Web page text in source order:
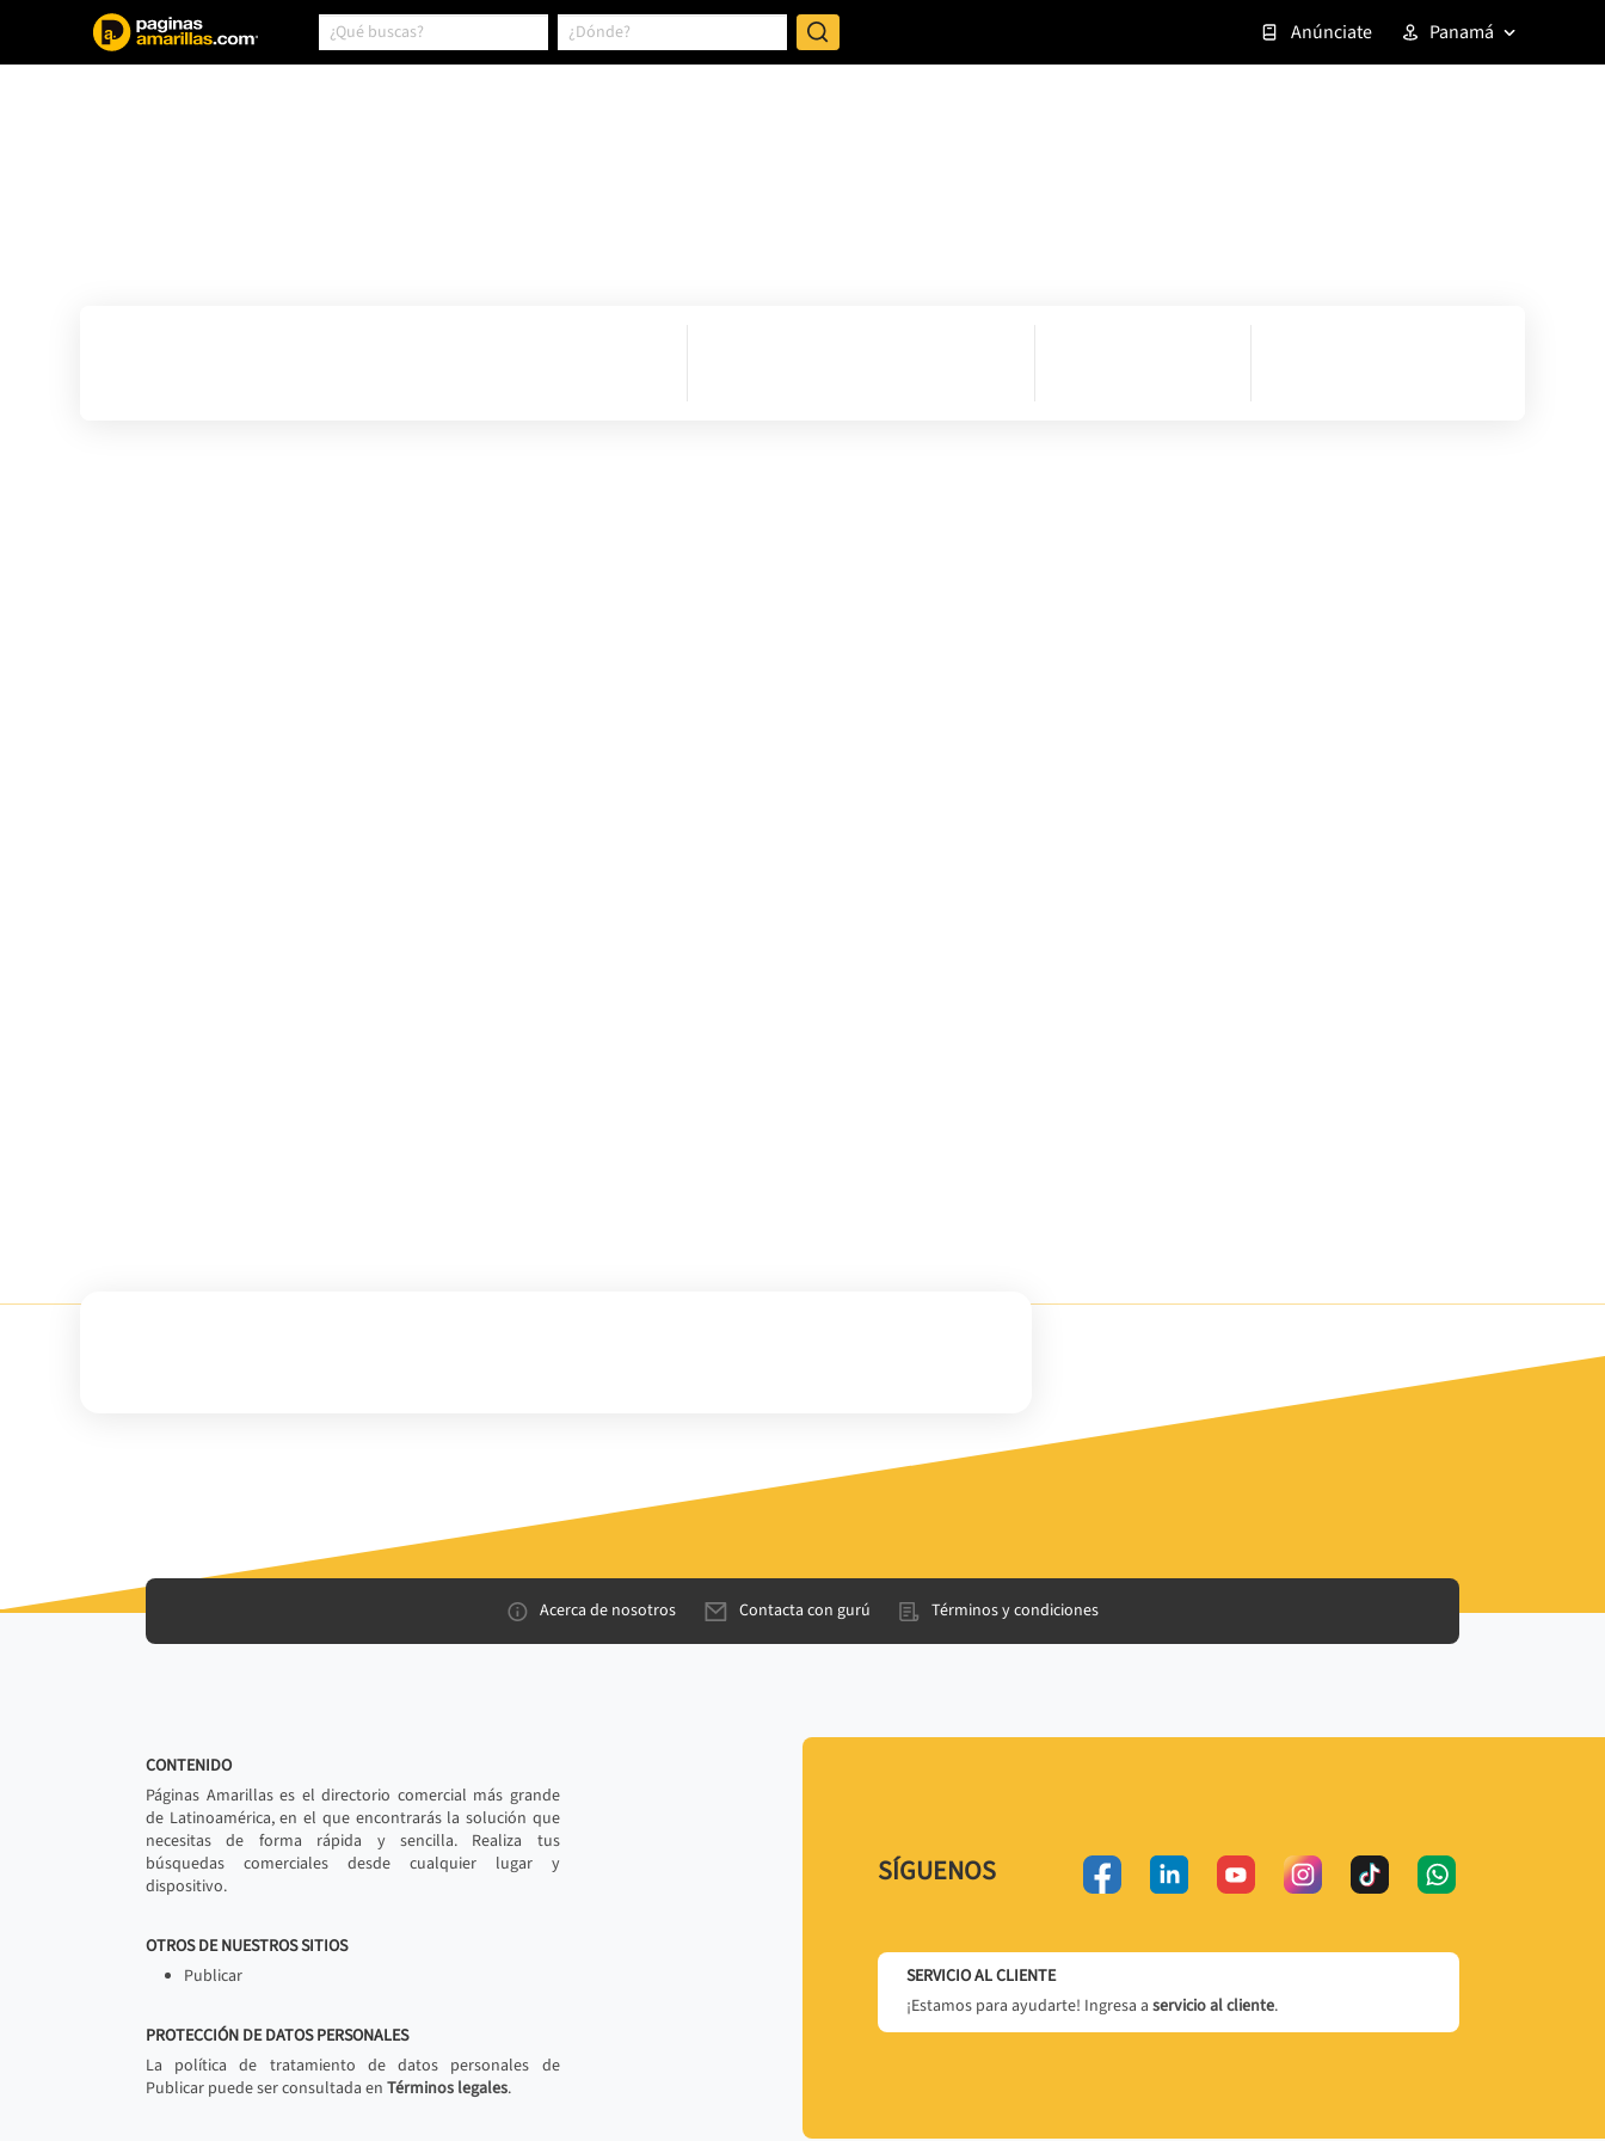
Anúnciate Panamá
Acerca de nosotros Contacta con gurú Términos y condiciones
CONTENIDO
Páginas Amarillas es el directorio comercial más grande
de Latinoamérica, en el que encontrarás la solución que
necesitas de forma rápida y sencilla. Realiza tus
búsquedas comerciales desde cualquier lugar y
dispositivo.
OTROS DE NUESTROS SITIOS
Publicar
PROTECCIÓN DE DATOS PERSONALES
La política de tratamiento de datos personales de
Publicar puede ser consultada en Términos legales.
SÍGUENOS
SERVICIO AL CLIENTE
¡Estamos para ayudarte! Ingresa a servicio al cliente.